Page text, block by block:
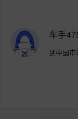
车手
到中国